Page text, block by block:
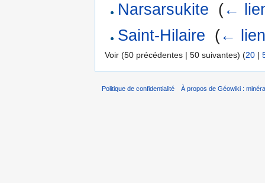
Narsarsukite (←
Saint-Hilaire (←
Voir (50 précédentes | 50 suivantes) (20 |
Politique de confidentialité À propos de Géowiki :